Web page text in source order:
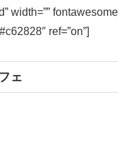
width=””
ref=”on”]
ェ